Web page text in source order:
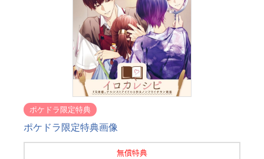
ポケドラ限定特典
ポケドラ限定特典画像
無償特典